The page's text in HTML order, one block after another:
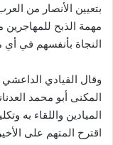
بتعيين الأنصار من
مهمة الذبح
النجاة بأنفسهم في
المكنى أبو محمد
الميادين واللقاء به
اقترح المتهم على